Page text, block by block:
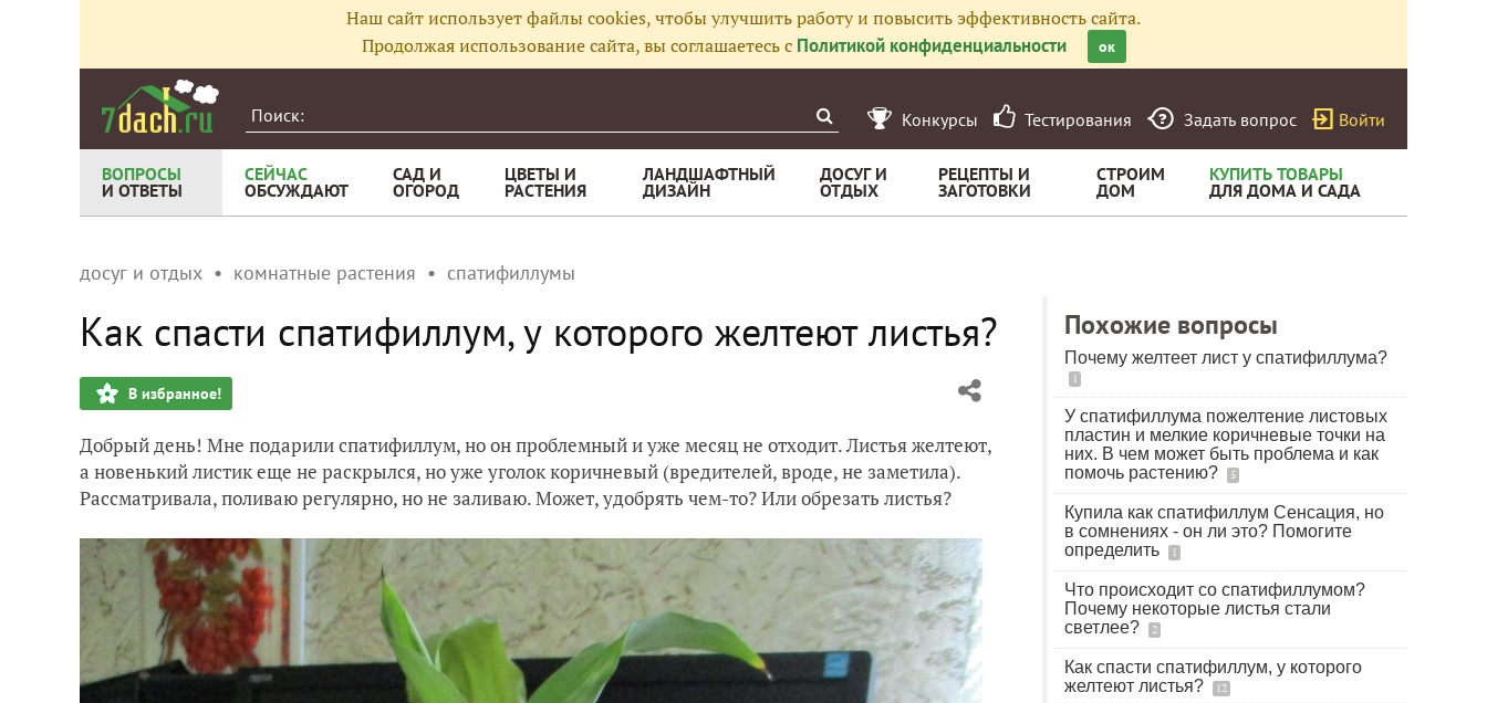
Наш сайт использует файлы cookies, чтобы улучшить работу и повысить эффективность сайта.
Продолжая использование сайта, вы соглашаетесь с Политикой конфиденциальности ок
Конкурсы Тестирования Задать вопрос Войти
ВОПРОСЫ
И ОТВЕТЫ
СЕЙЧАС
ОБСУЖДАЮТ
САД И
ОГОРОД
ЦВЕТЫ И
РАСТЕНИЯ
ЛАНДШАФТНЫЙ
ДИЗАЙН
ДОСУГ И
ОТДЫХ
РЕЦЕПТЫ И
ЗАГОТОВКИ
СТРОИМ
ДОМ
КУПИТЬ ТОВАРЫ
ДЛЯ ДОМА И САДА
досуг и отдых комнатные растения спатифиллумы
Как спасти спатифиллум, у которого желтеют листья?
В избранное!
Добрый день! Мне подарили спатифиллум, но он проблемный и уже месяц не отходит. Листья желтеют,
а новенький листик еще не раскрылся, но уже уголок коричневый (вредителей, вроде, не заметила).
Рассматривала, поливаю регулярно, но не заливаю. Может, удобрять чем-то? Или обрезать листья?
Похожие вопросы
Почему желтеет лист у спатифиллума?
1
У спатифиллума пожелтение листовых
пластин и мелкие коричневые точки на
них. В чем может быть проблема и как
помочь растению?
5
Купила как спатифиллум Сенсация, но
в сомнениях - он ли это? Помогите
определить
1
Что происходит со спатифиллумом?
Почему некоторые листья стали
светлее?
2
Как спасти спатифиллум, у которого
желтеют листья?
12